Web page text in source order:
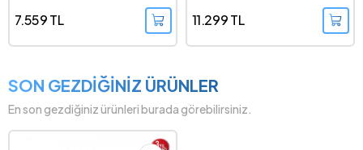
7.559 TL 11.299 TL
SON GEZDİĞİNİZ ÜRÜNLER
En son gezdiğiniz ürünleri burada görebilirsiniz.